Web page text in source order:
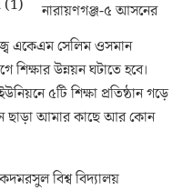
নারায়ণগঞ্জ-৫ আসনের
একেএম সেলিম ওসমান
শিক্ষার উন্নয়ন ঘটাতে হবে।
৫টি শিক্ষা প্রতিষ্ঠান গড়ে
ছাড়া আমার কাছে আর কোন
কদমরসুল বিশ্ব বিদ্যালয়